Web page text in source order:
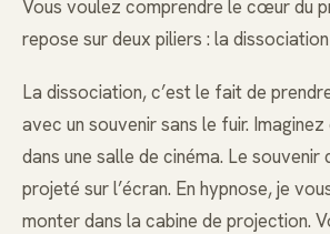
Vous voulez comprendre le cœur du
repose sur deux piliers : la
La dissociation, c’est le fait de
avec un souvenir sans le fuir.
dans une salle de cinéma. Le
projeté sur l’écran. En hypnose, je
monter dans la cabine de projection.